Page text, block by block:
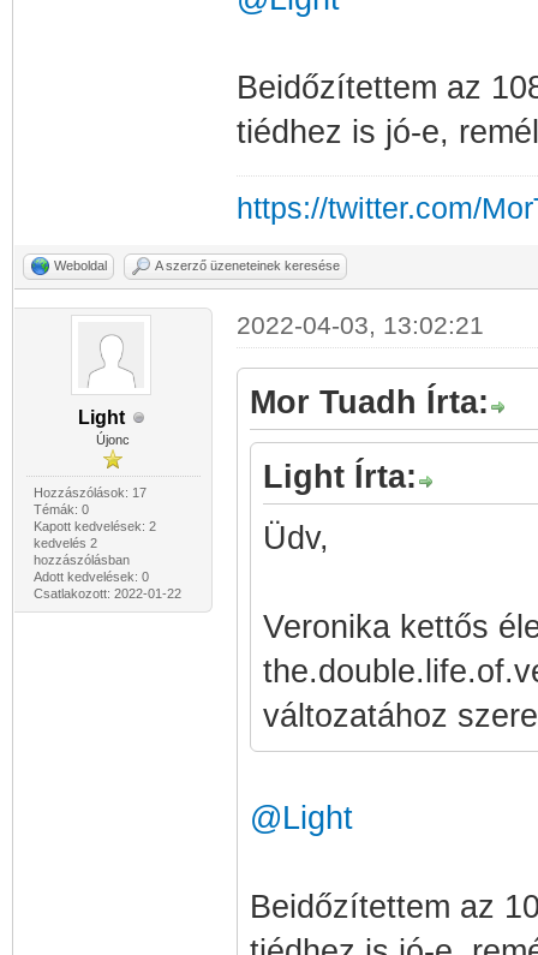
Beidőzítettem az
tiédhez is jó-e,
https://twitter.com/
Weboldal A szerző üzeneteinek keresése
Light
Újonc
Hozzászólások: 17
Témák: 0
Kapott kedvelések: 2
kedvelés 2
hozzászólásban
Adott kedvelések: 0
Csatlakozott: 2022-01-22
2022-04-03, 13:02:21
Mor Tuadh Írta:
Light Írta:
Üdv,
Veronika kettős
változatához
@Light
Beidőzítettem az